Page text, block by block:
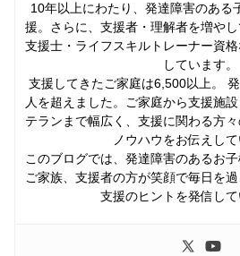
10年以上にわたり、発達障害のある
援。さらに、支援者・理解者を増や
支援士・ライフスキルトレーナー資
しています。
支援してきたご家庭は6,500以上。
人を超えました。ご家庭から支援施
テランまで幅広く、支援に関わる方
ノウハウをお伝えして
このブログでは、発達障害のあるお
ご家族、支援者の方が笑顔で毎日を
支援のヒントを発信して